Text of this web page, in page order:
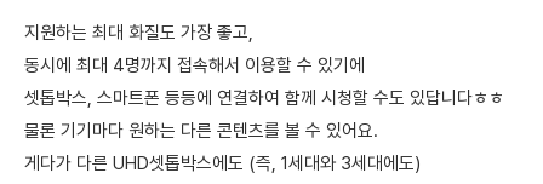
지원하는 최대 화질도 가장 좋고,
동시에 최대 4명까지 접속해서 이용할 수 있기에
셋톱박스, 스마트폰 등등에 연결하여 함께 시청할 수도 있답니다ㅎㅎ
물론 기기마다 원하는 다른 콘텐츠를 볼 수 있어요.
게다가 다른 UHD셋톱박스에도 (즉, 1세대와 3세대에도)